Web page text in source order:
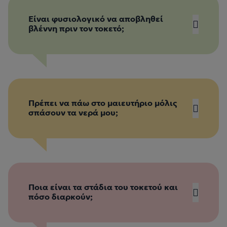
Είναι φυσιολογικό να αποβληθεί
βλέννη πριν τον τοκετό;
Πρέπει να πάω στο μαιευτήριο μόλις
σπάσουν τα νερά μου;
Ποια είναι τα στάδια του τοκετού και
πόσο διαρκούν;